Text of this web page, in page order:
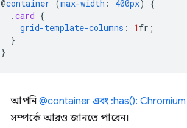
@container (max-width : 400px)
{
.card {
grid-template-columns : 1 fr ;
}
}
আপনি@container এবং :has(): Chromium
সম্পর্কে আরও জানতে পারেন।